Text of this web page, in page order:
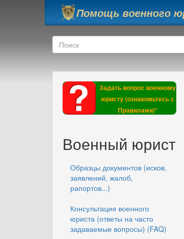
Перейти к основному содержанию
Помощь военного
Форма поиска
Поиск
Задать вопрос военному
юристу (ознакомьтесь с
Правилами)*
Военный юрист
Образцы документов (исков,
заявлений, жалоб,
рапортов...)
Консультация военного
юриста (ответы на часто
задаваемые вопросы) (FAQ)